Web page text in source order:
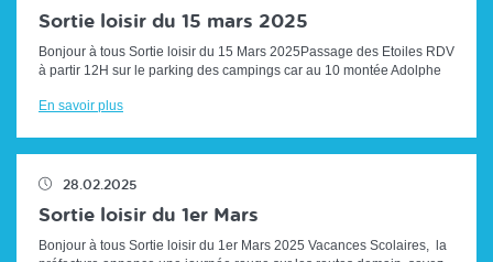
Sortie loisir du 15 mars 2025
Bonjour à tous Sortie loisir du 15 Mars 2025Passage des Etoiles RDV
à partir 12H sur le parking des campings car au 10 montée Adolphe
En savoir plus
28.02.2025
Sortie loisir du 1er Mars
Bonjour à tous Sortie loisir du 1er Mars 2025 Vacances Scolaires, la